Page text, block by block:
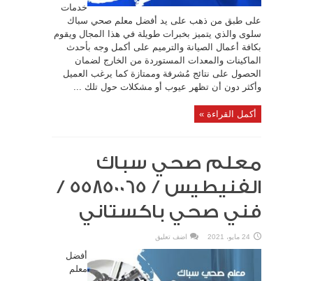
خدمات
على طبق من ذهب على يد أفضل معلم صحي سباك
سلوى والذي يتميز بخبرات طويلة في هذا المجال ويقوم
بكافة أعمال الصيانة والترميم على أكمل وجه بأحدث
الماكينات والمعدات المستوردة من الخارج لضمان
الحصول على نتائج مُشرفة وممتازة كما يرغب العميل
وأكثر دون أن تظهر عيوب أو مشكلات حول تلك ...
أكمل القراءة »
معلم صحي سباك
الفنيطيس / 55850065 /
فني صحي باكستاني
24 مايو، 2021 اضف تعليق
أفضل
معلم